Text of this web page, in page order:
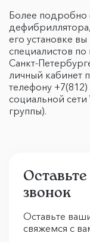
Более подробно
его установке
специалистов
Санкт-
личный кабинет
телефону
социальной
группы).
звонок
Оставьте
свяжемся с